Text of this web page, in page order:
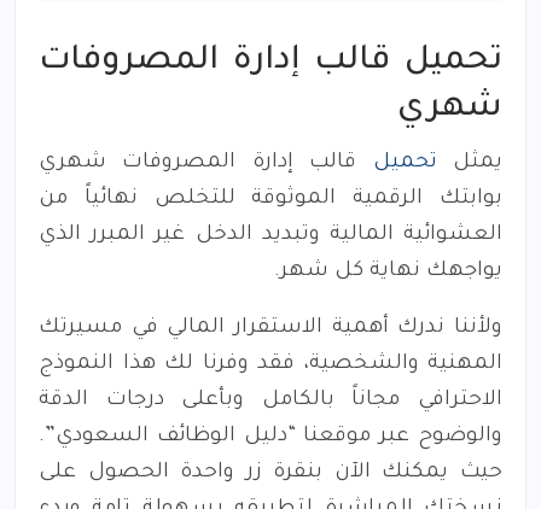
تحميل قالب إدارة المصروفات
شهري
يمثل تحميل قالب إدارة المصروفات شهري
بوابتك الرقمية الموثوقة للتخلص نهائياً من
العشوائية المالية وتبديد الدخل غير المبرر الذي
يواجهك نهاية كل شهر.
ولأننا ندرك أهمية الاستقرار المالي في مسيرتك
المهنية والشخصية، فقد وفرنا لك هذا النموذج
الاحترافي مجاناً بالكامل وبأعلى درجات الدقة
والوضوح عبر موقعنا “دليل الوظائف السعودي”.
حيث يمكنك الآن بنقرة زر واحدة الحصول على